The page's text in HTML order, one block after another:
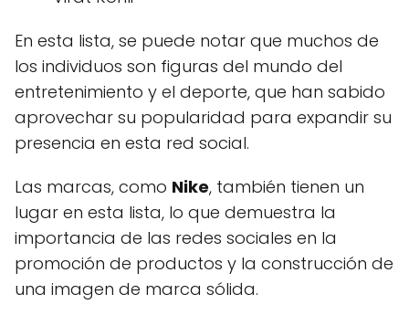
En esta lista, se puede notar que muchos de
los individuos son figuras del mundo del
entretenimiento y el deporte, que han sabido
aprovechar su popularidad para expandir su
presencia en esta red social.
Las marcas, como Nike, también tienen un
lugar en esta lista, lo que demuestra la
importancia de las redes sociales en la
promoción de productos y la construcción de
una imagen de marca sólida.